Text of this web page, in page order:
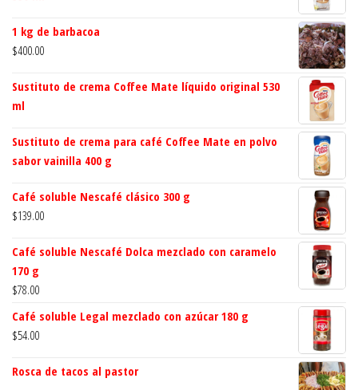
1 kg de barbacoa
$400.00
Sustituto de crema Coffee Mate líquido original 530
ml
Sustituto de crema para café Coffee Mate en polvo
sabor vainilla 400 g
Café soluble Nescafé clásico 300 g
$139.00
Café soluble Nescafé Dolca mezclado con caramelo
170 g
$78.00
Café soluble Legal mezclado con azúcar 180 g
$54.00
Rosca de tacos al pastor